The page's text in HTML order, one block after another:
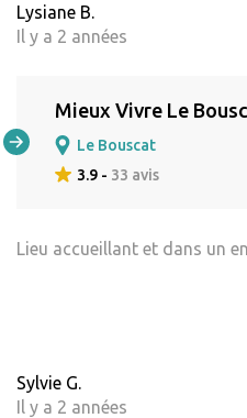
Lysiane B.
Il y a 2 années
Mieux Vivre Le
Le Bouscat
3.9 - 33 avis
Lieu accueillant et dans un
Sylvie G.
Il y a 2 années